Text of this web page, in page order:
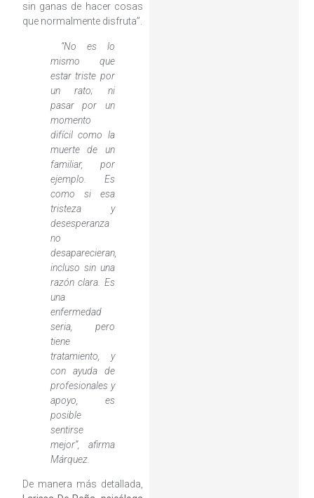
sin ganas de hacer cosas
que normalmente disfruta”.
“No es lo
mismo que
estar triste por
un rato; ni
pasar por un
momento
difícil como la
muerte de un
familiar, por
ejemplo. Es
como si esa
tristeza y
desesperanza
no
desaparecieran,
incluso sin una
razón clara. Es
una
enfermedad
seria, pero
tiene
tratamiento, y
con ayuda de
profesionales y
apoyo, es
posible
sentirse
mejor”, afirma
Márquez.
De manera más detallada,